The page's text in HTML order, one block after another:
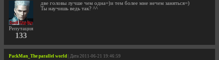
Репутация
133
две головы лучше чем одна=)и тем более мне нечем заняться=)
Ты научишь ведь так? ^^
PackMan_The parallel world | Дата 2011-06-21 19:46:59